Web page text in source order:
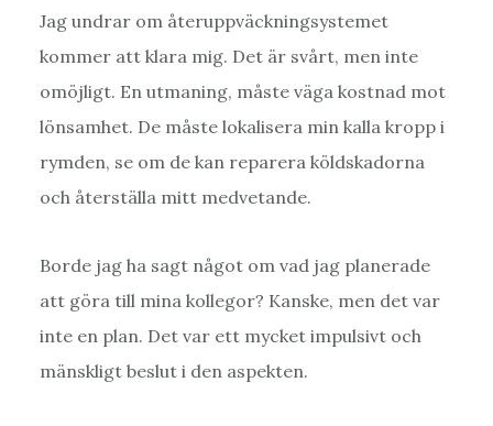
Jag undrar om återuppväckningsystemet
kommer att klara mig. Det är svårt, men inte
omöjligt. En utmaning, måste väga kostnad mot
lönsamhet. De måste lokalisera min kalla kropp i
rymden, se om de kan reparera köldskadorna
och återställa mitt medvetande.
Borde jag ha sagt något om vad jag planerade
att göra till mina kollegor? Kanske, men det var
inte en plan. Det var ett mycket impulsivt och
mänskligt beslut i den aspekten.